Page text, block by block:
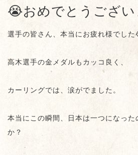
😭おめでとうござい
選手の皆さん、本当にお疲れ様でした
高木選手の金メダルもカッコ良く、
カーリングでは、涙がでました。
本当にこの瞬間、日本は一つになった
か？